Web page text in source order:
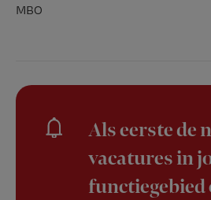
MBO
Als eerste de
vacatures in
functiegebied